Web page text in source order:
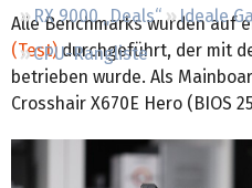
RX 9000 „Deals“
Ideale
CPU-Rangliste
Alle Benchmarks wurden auf
(Test) durchgeführt, der mit
betrieben wurde. Als
Crosshair X670E Hero (BIOS